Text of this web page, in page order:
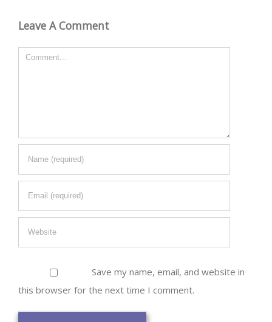
Leave A Comment
Comment
Save my name, email, and website in
this browser for the next time I comment.